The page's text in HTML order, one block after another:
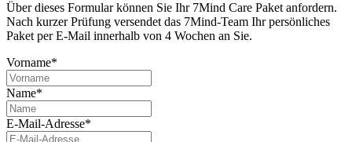
Über dieses For­mu­lar können Sie Ihr 7Mind Care Paket anfor­dern.
Nach kurzer Prü­fung versendet das 7Mind-Team Ihr per­sön­li­ches
Paket per E-Mail innerhalb von 4 Wochen an Sie.
Vorname*
Name*
E-Mail-Adresse*